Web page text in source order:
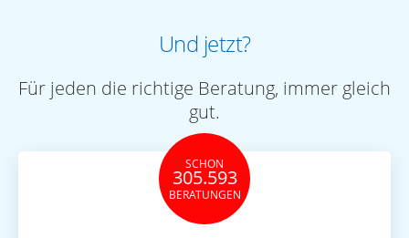
Und jetzt?
Für jeden die richtige Beratung, immer gleich
gut.
SCHON
305.593
BERATUNGEN